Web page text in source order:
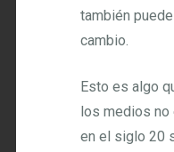
también
cambio.
Esto es algo
los medios no
en el siglo 20